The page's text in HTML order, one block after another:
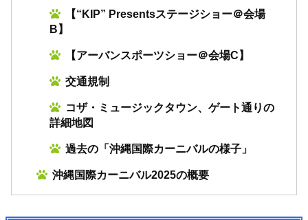
【“KIP” Presentsステージショー＠会場
B】
【アーバンスポーツショー＠会場C】
交通規制
コザ・ミュージックタウン、ゲート通りの
詳細地図
過去の「沖縄国際カーニバルの様子」
沖縄国際カーニバル2025の概要